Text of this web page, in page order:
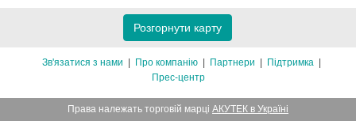
Розгорнути карту
Зв'язатися з нами Про компанію Партнери
Підтримка
Прес-центр
Права належать торговій марці АКУТЕК в Україні